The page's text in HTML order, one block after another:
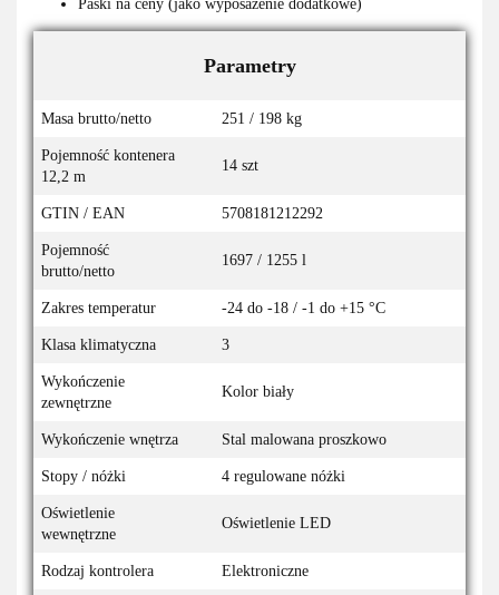
Paski na ceny (jako wyposażenie dodatkowe)
Parametry
Masa brutto/netto 251 / 198 kg
Pojemność kontenera
12,2 m
14 szt
GTIN / EAN 5708181212292
Pojemność
brutto/netto
1697 / 1255 l
Zakres temperatur -24 do -18 / -1 do +15 °C
Klasa klimatyczna 3
Wykończenie
zewnętrzne
Kolor biały
Wykończenie wnętrza Stal malowana proszkowo
Stopy / nóżki 4 regulowane nóżki
Oświetlenie
wewnętrzne
Oświetlenie LED
Rodzaj kontrolera Elektroniczne